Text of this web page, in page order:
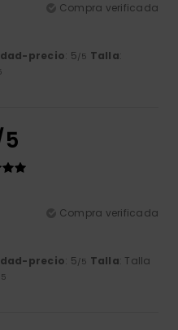
Compra verificada
precio: 5/5 Talla:
Compra verificada
precio: 5/5 Talla: Talla